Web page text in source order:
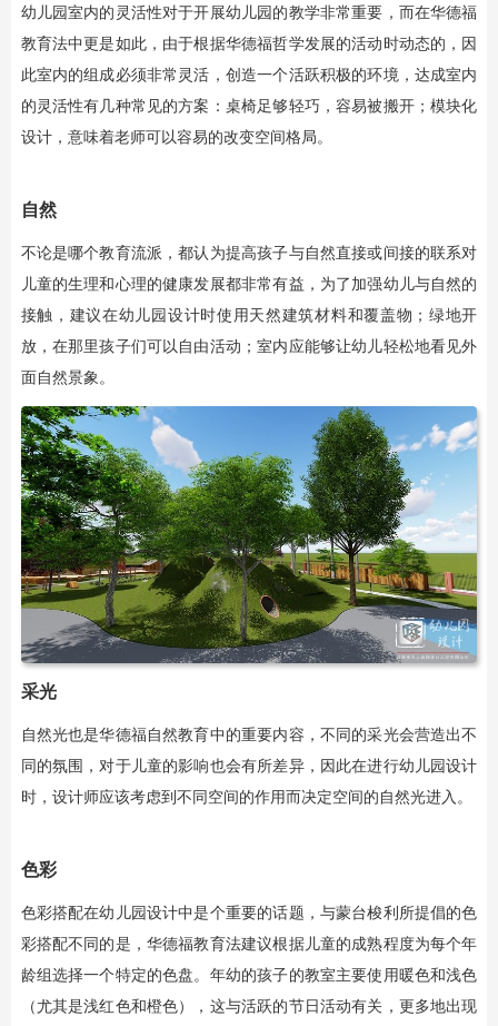
幼儿园室内的灵活性对于开展幼儿园的教学非常重要，而在华德福
教育法中更是如此，由于根据华德福哲学发展的活动时动态的，因
此室内的组成必须非常灵活，创造一个活跃积极的环境，达成室内
的灵活性有几种常见的方案：桌椅足够轻巧，容易被搬开；模块化
设计，意味着老师可以容易的改变空间格局。
自然
不论是哪个教育流派，都认为提高孩子与自然直接或间接的联系对
儿童的生理和心理的健康发展都非常有益，为了加强幼儿与自然的
接触，建议在幼儿园设计时使用天然建筑材料和覆盖物；绿地开
放，在那里孩子们可以自由活动；室内应能够让幼儿轻松地看见外
面自然景象。
采光
自然光也是华德福自然教育中的重要内容，不同的采光会营造出不
同的氛围，对于儿童的影响也会有所差异，因此在进行幼儿园设计
时，设计师应该考虑到不同空间的作用而决定空间的自然光进入。
色彩
色彩搭配在幼儿园设计中是个重要的话题，与蒙台梭利所提倡的色
彩搭配不同的是，华德福教育法建议根据儿童的成熟程度为每个年
龄组选择一个特定的色盘。年幼的孩子的教室主要使用暖色和浅色
（尤其是浅红色和橙色），这与活跃的节日活动有关，更多地出现